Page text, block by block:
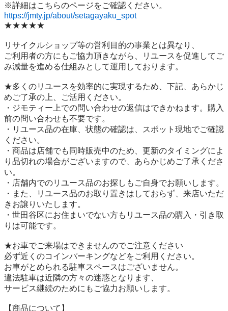
https://jmty.jp/about/setagayaku_spot
★★★★★
リサイクルショップ等の営利目的の事業とは異なり、
ご利用者の方にもご協力頂きながら、リユースを促進してご
み減量を進める仕組みとして運用しております。
★多くのリユースを効率的に実現するため、下記、あらかじ
めご了承の上、ご活用ください。
・ジモティー上での問い合わせの返信はできかねます。購入
前の問い合わせも不要です。
・リユース品の在庫、状態の確認は、スポット現地でご確認
ください。
・商品は店舗でも同時販売中のため、更新のタイミングによ
り品切れの場合がございますので、あらかじめご了承くださ
い。
・店舗内でのリユース品のお探しもご自身でお願いします。
・また、リユース品のお取り置きはしておらず、来店いただ
きお譲りいたします。
・世田谷区にお住まいでない方もリユース品の購入・引き取
りは可能です。
★お車でご来場はできませんのでご注意ください
必ず近くのコインパーキングなどをご利用ください。
お車がとめられる駐車スペースはございません。
違法駐車は近隣の方々の迷惑となります、
サービス継続のためにもご協力お願いします。
【商品について】